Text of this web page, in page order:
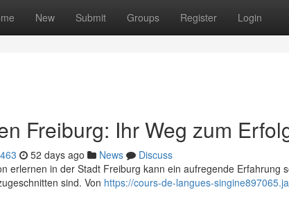
New Submit Groups Register Login
Freiburg: Ihr Weg zum
52 days ago News
Discuss
erlernen in der Stadt Freiburg kann ein aufregende Erfahrung
sind. Von https://cours-de-langues-